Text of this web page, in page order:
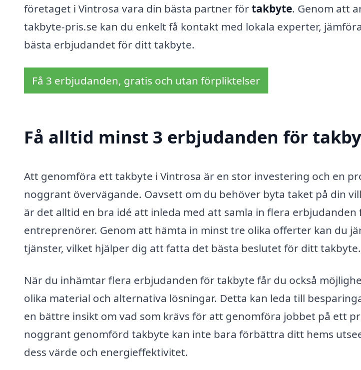
företaget i Vintrosa vara din bästa partner förtakbyte. Genom att
takbyte-pris.se kan du enkelt få kontakt med lokala experter,
bästa erbjudandet för ditt takbyte.
Få 3 erbjudanden, gratis och utan förpliktelser
Få alltid minst 3 erbjudanden för
Att genomföra ett takbyte i Vintrosa är en stor investering och en
noggrant övervägande. Oavsett om du behöver byta taket på din
är det alltid en bra idé att inleda med att samla in flera erbjudanden
entreprenörer. Genom att hämta in minst tre olika offerter kan du
tjänster, vilket hjälper dig att fatta det bästa beslutet för ditt takbyte.
När du inhämtar flera erbjudanden för takbyte får du också
olika material och alternativa lösningar. Detta kan leda till
en bättre insikt om vad som krävs för att genomföra jobbet på ett
noggrant genomförd takbyte kan inte bara förbättra ditt hems
dess värde och energieffektivitet.